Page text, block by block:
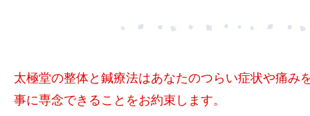
太極堂の整体と鍼療法はあなたのつらい症状や痛み
事に専念できることをお約束します。